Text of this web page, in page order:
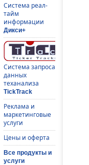
Система реал-
тайм
информации
Дикси+
Система запроса
данных
теханализа
TickTrack
Реклама и
маркетинговые
услуги
Цены и оферта
Все продукты и
услуги